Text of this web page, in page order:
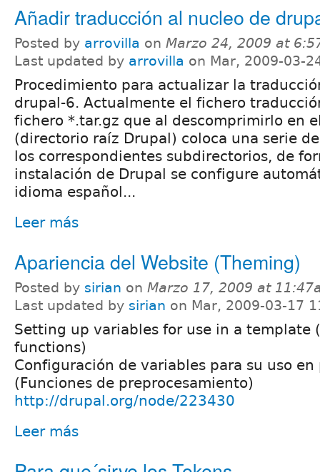
Añadir traducción al nucleo de
Posted by arrovilla on Marzo 24, 2009 at
Last updated by arrovilla on Mar, 2009-03-
Procedimiento para actualizar la
drupal-6. Actualmente el fichero
fichero *.tar.gz que al descomprimirlo en
(directorio raíz Drupal) coloca una serie de
los correspondientes subdirectorios, de
instalación de Drupal se configure
idioma español...
Leer más
Apariencia del Website (Theming)
Posted by sirian on Marzo 17, 2009 at
Last updated by sirian on Mar, 2009-03-17
Setting up variables for use in a template
functions)
Configuración de variables para su uso
(Funciones de preprocesamiento)
http://drupal.org/node/223430
Leer más